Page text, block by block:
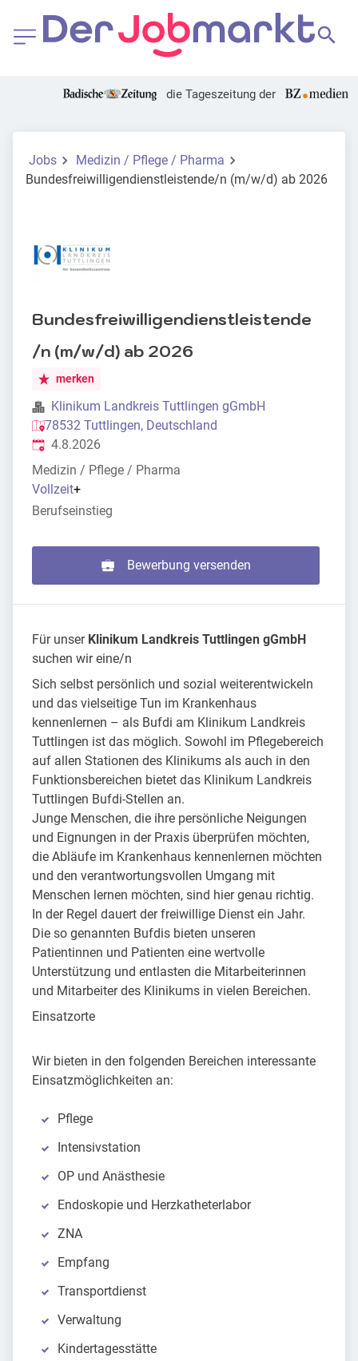
die Tageszeitung der
Jobs
Medizin / Pflege / Pharma
Bundesfreiwilligendienstleistende/n (m/w/d) ab 2026
Bundesfreiwilligendienstleistende
/n (m/w/d) ab 2026
merken
Klinikum Landkreis Tuttlingen gGmbH
78532 Tuttlingen, Deutschland
Veröffentlicht
4.8.2026
Medizin / Pflege / Pharma
Vollzeit+
Berufseinstieg
Bewerbung versenden
Für unser Klinikum Landkreis Tuttlingen gGmbH
suchen wir eine/n
Sich selbst persönlich und sozial weiterentwickeln
und das vielseitige Tun im Krankenhaus
kennenlernen – als Bufdi am Klinikum Landkreis
Tuttlingen ist das möglich. Sowohl im Pflegebereich
auf allen Stationen des Klinikums als auch in den
Funktionsbereichen bietet das Klinikum Landkreis
Tuttlingen Bufdi-Stellen an.
Junge Menschen, die ihre persönliche Neigungen
und Eignungen in der Praxis überprüfen möchten,
die Abläufe im Krankenhaus kennenlernen möchten
und den verantwortungsvollen Umgang mit
Menschen lernen möchten, sind hier genau richtig.
In der Regel dauert der freiwillige Dienst ein Jahr.
Die so genannten Bufdis bieten unseren
Patientinnen und Patienten eine wertvolle
Unterstützung und entlasten die Mitarbeiterinnen
und Mitarbeiter des Klinikums in vielen Bereichen.
Einsatzorte
Wir bieten in den folgenden Bereichen interessante
Einsatzmöglichkeiten an:
Pflege
Intensivstation
OP und Anästhesie
Endoskopie und Herzkatheterlabor
ZNA
Empfang
Transportdienst
Verwaltung
Kindertagesstätte